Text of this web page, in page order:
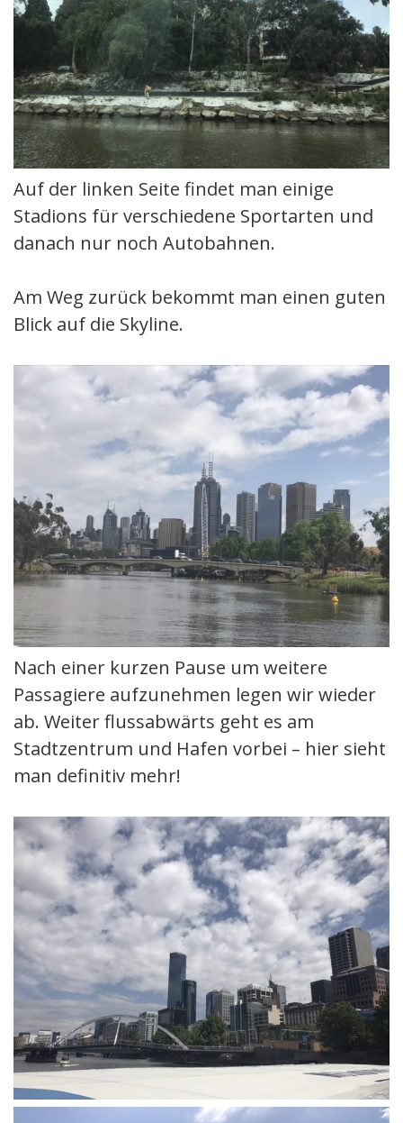
Auf der linken Seite findet man einige
Stadions für verschiedene Sportarten und
danach nur noch Autobahnen.
Am Weg zurück bekommt man einen guten
Blick auf die Skyline.
Nach einer kurzen Pause um weitere
Passagiere aufzunehmen legen wir wieder
ab. Weiter flussabwärts geht es am
Stadtzentrum und Hafen vorbei – hier sieht
man definitiv mehr!